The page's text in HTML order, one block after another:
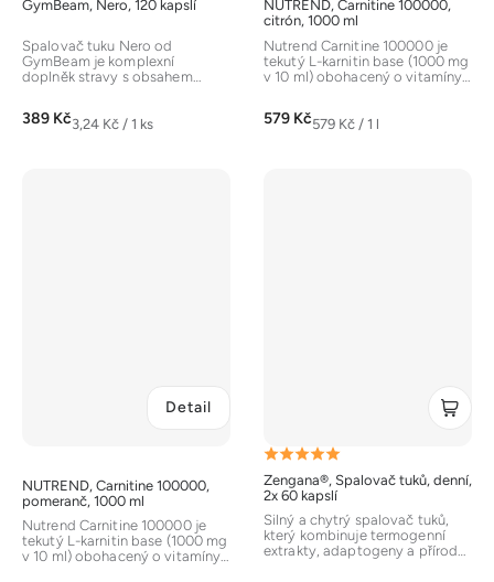
GymBeam, Nero, 120 kapslí
389 KčMěrná
3,24 Kč / 1 ks
Spalovač tuku Nero od
GymBeam je komplexní
doplněk stravy s obsahem
NUTREND, Carnitine 100000,
citrón, 1000 ml
579 KčMěrná
579 Kč / 1 l
Nutrend Carnitine 100000 je
tekutý L-karnitin base (1000 mg
v 10 ml) obohacený o vitamíny
NUTREND, Carnitine 100000,
pomeranč, 1000 ml
Detail
Nutrend Carnitine 100000 je
tekutý L-karnitin base (1000 mg
v 10 ml) obohacený o vitamíny
Zengana®, Spalovač tuků, denní,
2x 60 kapslí
Průměrné
hodnocení
produktu
je
Silný a chytrý spalovač tuků,
který kombinuje termogenní
extrakty, adaptogeny a přírodní